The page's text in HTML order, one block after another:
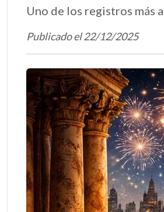
Uno de los registros más
Publicado el 22/12/2025